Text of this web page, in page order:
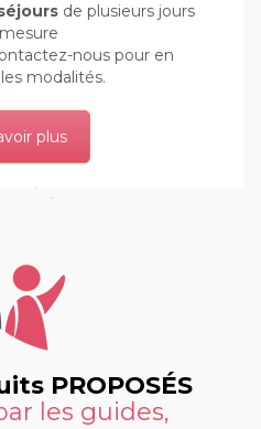
de plusieurs jours
nous pour en
modalités.
plus
PROPOSÉS
les guides,